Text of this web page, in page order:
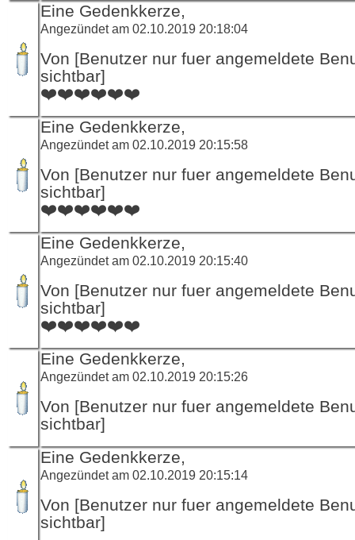
Eine Gedenkkerze,
Angezündet am 02.10.2019 20:18:04
Von [Benutzer nur fuer angemeldete
sichtbar]
❤️❤️❤️❤️❤️❤️
Eine Gedenkkerze,
Angezündet am 02.10.2019 20:15:58
Von [Benutzer nur fuer angemeldete
sichtbar]
❤️❤️❤️❤️❤️❤️
Eine Gedenkkerze,
Angezündet am 02.10.2019 20:15:40
Von [Benutzer nur fuer angemeldete
sichtbar]
❤️❤️❤️❤️❤️❤️
Eine Gedenkkerze,
Angezündet am 02.10.2019 20:15:26
Von [Benutzer nur fuer angemeldete
sichtbar]
Eine Gedenkkerze,
Angezündet am 02.10.2019 20:15:14
Von [Benutzer nur fuer angemeldete
sichtbar]